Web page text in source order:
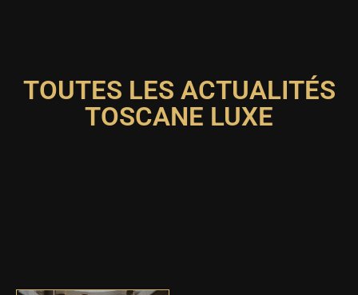
TOUTES LES ACTUALITÉS
TOSCANE LUXE